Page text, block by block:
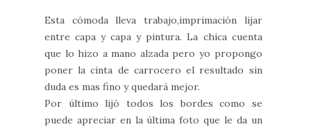
Esta cómoda lleva trabajo,imprimación lijar
entre capa y capa y pintura. La chica cuenta
que lo hizo a mano alzada pero yo propongo
poner la cinta de carrocero el resultado sin
duda es mas fino y quedará mejor.
Por último lijó todos los bordes como se
puede apreciar en la última foto que le da un